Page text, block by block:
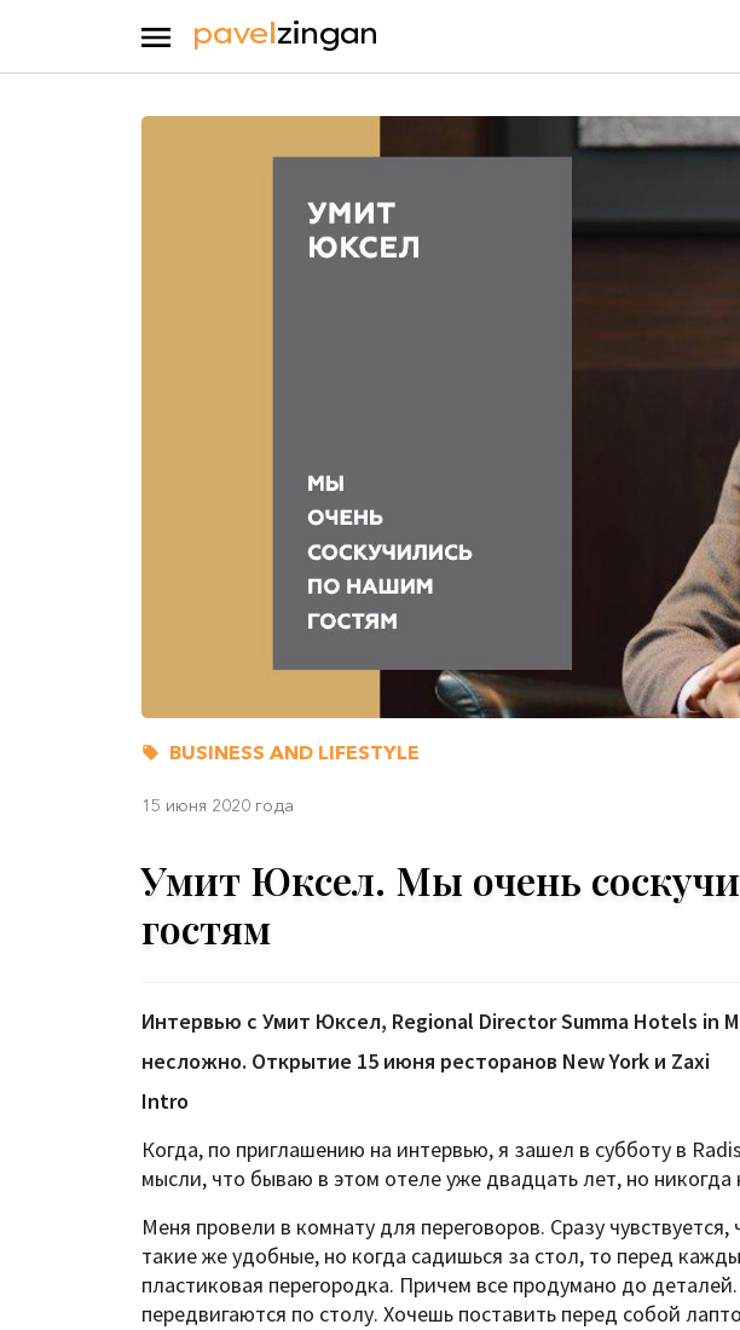
BUSINESS AND LIFESTYLE
15 июня 2020 года
Умит Юксел. Мы очень
гостям
Интервью с Умит Юксел, Regional Director Summa Hotels in
несложно. Открытие 15 июня ресторанов New York и Zaxi
Intro
Когда, по приглашению на интервью, я зашел в субботу в
мысли, что бываю в этом отеле уже двадцать лет, но
Меня провели в комнату для переговоров. Сразу
такие же удобные, но когда садишься за стол, то перед
пластиковая перегородка. Причем все продумано до
передвигаются по столу. Хочешь поставить перед собой